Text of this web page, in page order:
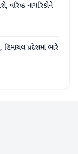
વરિષ્ઠ નાગરિકોને
હિમાચલ પ્રદેશમાં ભારે